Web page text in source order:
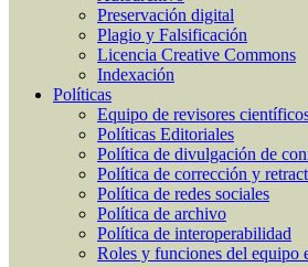
Preservación digital
Plagio y Falsificación
Licencia Creative Commons
Indexación
Políticas
Equipo de revisores
Políticas Editoriales
Política de divulgación de
Política de corrección y
Política de redes sociales
Política de archivo
Política de interoperabilidad
Roles y funciones del equipo